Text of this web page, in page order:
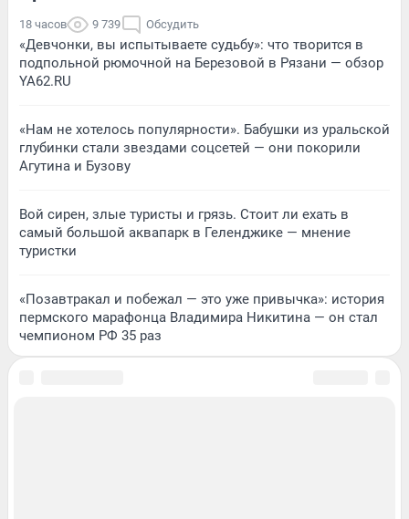
18 часов 9 739 Обсудить
«Девчонки, вы испытываете судьбу»: что творится в
подпольной рюмочной на Березовой в Рязани — обзор
YA62.RU
«Нам не хотелось популярности». Бабушки из уральской
глубинки стали звездами соцсетей — они покорили
Агутина и Бузову
Вой сирен, злые туристы и грязь. Стоит ли ехать в
самый большой аквапарк в Геленджике — мнение
туристки
«Позавтракал и побежал — это уже привычка»: история
пермского марафонца Владимира Никитина — он стал
чемпионом РФ 35 раз